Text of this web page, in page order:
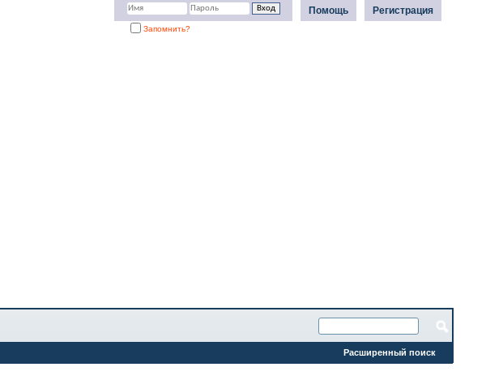
Регистрация
Помощь
Запомнить?
Расширенный поиск